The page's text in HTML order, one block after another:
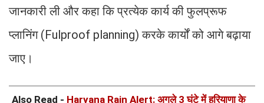
जानकारी ली और कहा कि प्रत्येक कार्य की फुलप्रूफ
प्लानिंग (Fulproof planning) करके कार्यों को आगे बढ़ाया
जाए।
Also Read - Haryana Rain Alert: अगले 3 घंटे में हरियाणा के